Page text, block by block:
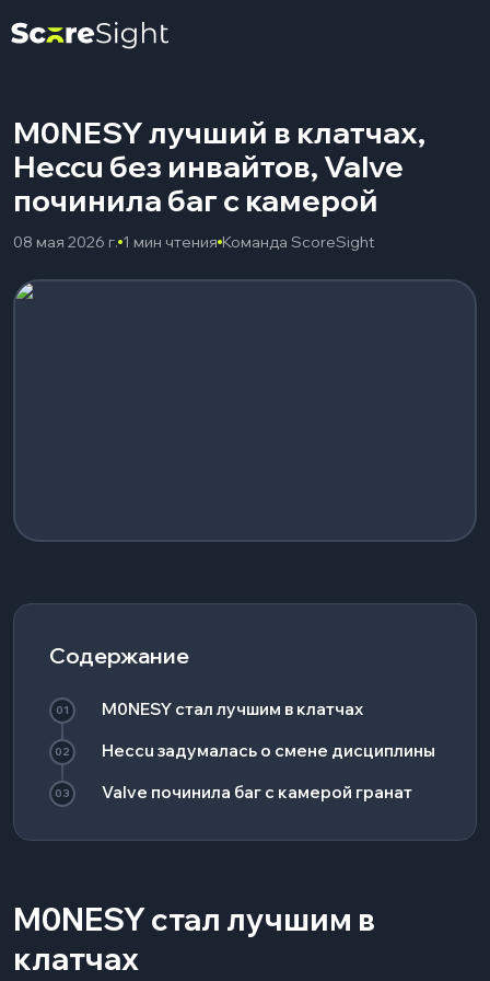
M0NESY лучший в клатчах,
Heccu без инвайтов, Valve
починила баг с камерой
08 мая 2026 г. 1 мин чтения Команда ScoreSight
Содержание
01 M0NESY стал лучшим в клатчах
02 Heccu задумалась о смене дисциплины
03 Valve починила баг с камерой гранат
M0NESY стал лучшим в
клатчах